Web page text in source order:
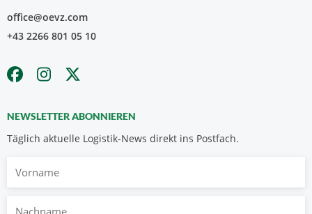
office@oevz.com
+43 2266 801 05 10
NEWSLETTER ABONNIEREN
Täglich aktuelle Logistik-News direkt ins Postfach.
Nachname